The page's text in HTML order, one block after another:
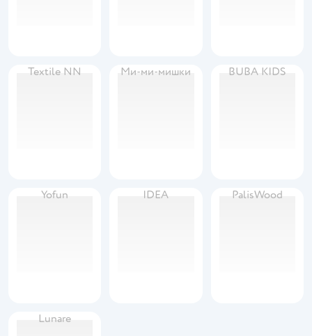
Textile NN Ми-ми-мишки BUBA KIDS
Yofun IDEA PalisWood
Lunare